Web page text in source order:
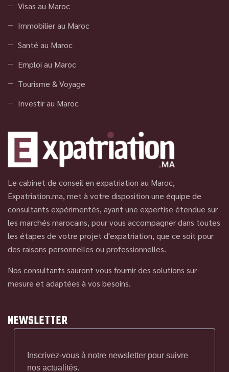
Visas au Maroc
Immobilier au Maroc
Santé au Maroc
Emploi au Maroc
Tourisme & Voyage
Investir au Maroc
Le cabinet de conseil en expatriation au Maroc,
Expatriation.ma, met à votre disposition une équipe de
consultants expérimentés, ayant une expertise étendue sur
les marchés marocains, pour vous accompagner dans toutes
les étapes de votre projet d'expatriation, que ce soit pour
des raisons personnelles ou professionnelles.
Nos consultants sauront vous fournir des solutions sur-
mesure et adaptées à vos besoins.
NEWSLETTER
Inscrivez-vous à notre newsletter pour suivre
nos actualités.